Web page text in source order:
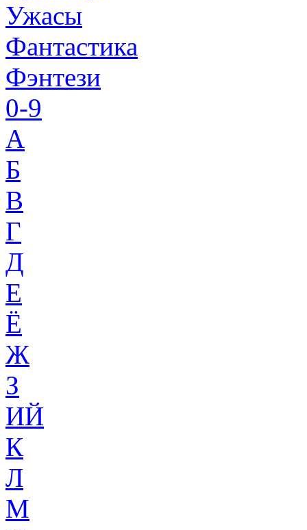
Ужасы
Фантастика
Фэнтези
0-9
A
Б
В
Г
Д
Е
Ё
Ж
З
ИЙ
К
Л
М